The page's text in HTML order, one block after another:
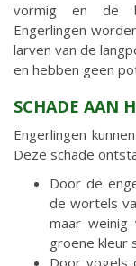
vormig en de
Engerlingen
larven van de
en hebben geen
SCHADE AAN
Engerlingen
Deze schade
Door de
de wortels
maar weinig
groene kleur
Door vogels